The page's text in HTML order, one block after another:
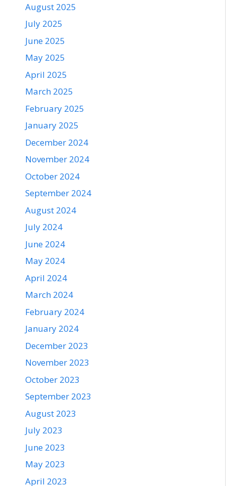
August 2025
July 2025
June 2025
May 2025
April 2025
March 2025
February 2025
January 2025
December 2024
November 2024
October 2024
September 2024
August 2024
July 2024
June 2024
May 2024
April 2024
March 2024
February 2024
January 2024
December 2023
November 2023
October 2023
September 2023
August 2023
July 2023
June 2023
May 2023
April 2023